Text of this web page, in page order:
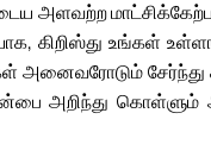
அளவற்ற
கிறிஸ்து உங்கள்
சேர்ந்து
அறிந்து கொள்ளும்